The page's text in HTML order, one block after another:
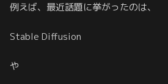
例えば、最近話題に挙がったのは、
Stable Diffusion
や